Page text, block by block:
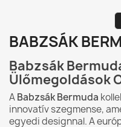
BABZSÁK
Babzsák
Ülőmegoldások
ABabzsák Bermuda
innovatív szegmense,
egyedi designnal. A